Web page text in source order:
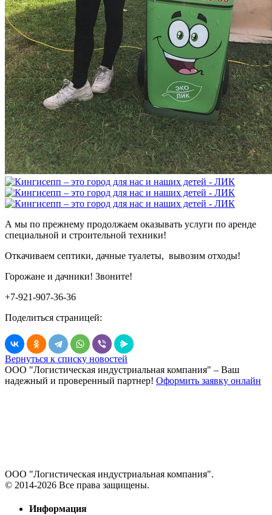
А мы по прежнему продолжаем оказывать услуги по аренде
специальной и строительной техники!
Откачиваем септики, дачные туалеты, вывозим отходы!
Горожане и дачники! Звоните!
+7-921-907-36-36
Поделиться страницей:
Вернуться к списку новостей
ООО "Логистическая индустриальная компания" – Ваш
надежный и проверенный партнер! Оформить заявку онлайн
ООО "Логистическая индустриальная компания".
© 2014-2026 Все права защищены.
Информация